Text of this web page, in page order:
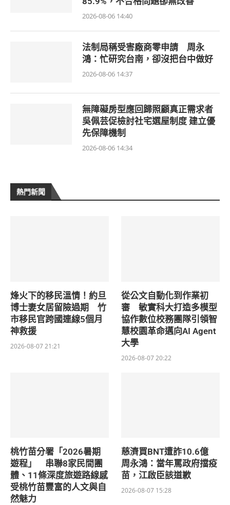
2026-08-06 14:40
法制局稱受害廠商零申請 周永
鴻：忙研究台南，卻沒把台中做好
2026-08-06 14:37
無障礙房型應回歸照顧真正需求者
吳佩芸促檢討社宅選屋制度 建立優
先保障機制
2026-08-06 14:34
熱門新聞
烽火下的移民溫情！約旦
博士妻女居留險過期 竹
市移民官跨國連線5個月
神救援
2026-08-07 21:21
從公文自動化到作業初
審 敏實科大打造多模型
協作數位校務團隊引領智
慧校園革命邁向AI Agent
大學
2026-08-07 20:22
桃竹苗分署「2026暑期
遊程」 串聯8家民間團
體、11條深度旅遊路線感
受桃竹苗豐富的人文與自
然魅力
慈濟買BNT遭詐10.6億
周永鴻：當年罵政府擋疫
苗，江啟臣該道歉
2026-08-07 15:28